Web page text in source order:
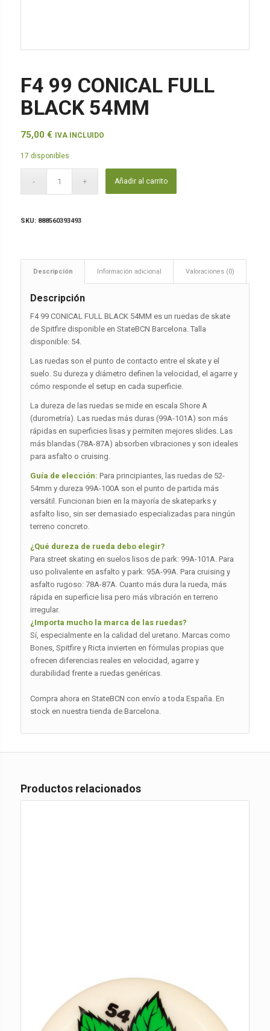
F4 99 CONICAL FULL
BLACK 54MM
75,00 € IVA INCLUIDO
17 disponibles
Añadir al carrito
SKU: 888560393493
Descripción Información adicional Valoraciones (0)
Descripción
F4 99 CONICAL FULL BLACK 54MM es un ruedas de skate
de Spitfire disponible en StateBCN Barcelona. Talla
disponible: 54.
Las ruedas son el punto de contacto entre el skate y el
suelo. Su dureza y diámetro definen la velocidad, el agarre y
cómo responde el setup en cada superficie.
La dureza de las ruedas se mide en escala Shore A
(durometría). Las ruedas más duras (99A-101A) son más
rápidas en superficies lisas y permiten mejores slides. Las
más blandas (78A-87A) absorben vibraciones y son ideales
para asfalto o cruising.
Guía de elección: Para principiantes, las ruedas de 52-
54mm y dureza 99A-100A son el punto de partida más
versátil. Funcionan bien en la mayoría de skateparks y
asfalto liso, sin ser demasiado especializadas para ningún
terreno concreto.
¿Qué dureza de rueda debo elegir?
Para street skating en suelos lisos de park: 99A-101A. Para
uso polivalente en asfalto y park: 95A-99A. Para cruising y
asfalto rugoso: 78A-87A. Cuanto más dura la rueda, más
rápida en superficie lisa pero más vibración en terreno
irregular.
¿Importa mucho la marca de las ruedas?
Sí, especialmente en la calidad del uretano. Marcas como
Bones, Spitfire y Ricta invierten en fórmulas propias que
ofrecen diferencias reales en velocidad, agarre y
durabilidad frente a ruedas genéricas.
Compra ahora en StateBCN con envío a toda España. En
stock en nuestra tienda de Barcelona.
Productos relacionados